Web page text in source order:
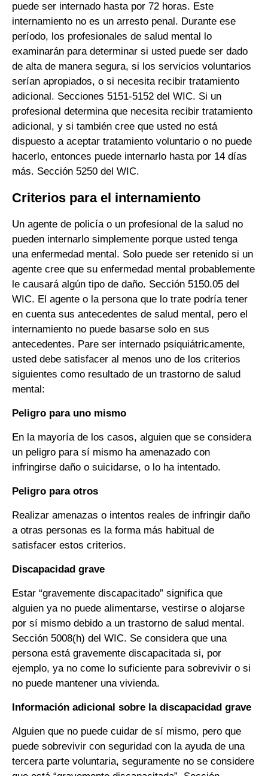
puede ser internado hasta por 72 horas. Este
internamiento no es un arresto penal. Durante ese
período, los profesionales de salud mental lo
examinarán para determinar si usted puede ser dado
de alta de manera segura, si los servicios voluntarios
serían apropiados, o si necesita recibir tratamiento
adicional. Secciones 5151-5152 del WIC. Si un
profesional determina que necesita recibir tratamiento
adicional, y si también cree que usted no está
dispuesto a aceptar tratamiento voluntario o no puede
hacerlo, entonces puede internarlo hasta por 14 días
más. Sección 5250 del WIC.
Criterios para el internamiento
Un agente de policía o un profesional de la salud no
pueden internarlo simplemente porque usted tenga
una enfermedad mental. Solo puede ser retenido si un
agente cree que su enfermedad mental probablemente
le causará algún tipo de daño. Sección 5150.05 del
WIC. El agente o la persona que lo trate podría tener
en cuenta sus antecedentes de salud mental, pero el
internamiento no puede basarse solo en sus
antecedentes. Pare ser internado psiquiátricamente,
usted debe satisfacer al menos uno de los criterios
siguientes como resultado de un trastorno de salud
mental:
Peligro para uno mismo
En la mayoría de los casos, alguien que se considera
un peligro para sí mismo ha amenazado con
infringirse daño o suicidarse, o lo ha intentado.
Peligro para otros
Realizar amenazas o intentos reales de infringir daño
a otras personas es la forma más habitual de
satisfacer estos criterios.
Discapacidad grave
Estar “gravemente discapacitado” significa que
alguien ya no puede alimentarse, vestirse o alojarse
por sí mismo debido a un trastorno de salud mental.
Sección 5008(h) del WIC. Se considera que una
persona está gravemente discapacitada si, por
ejemplo, ya no come lo suficiente para sobrevivir o si
no puede mantener una vivienda.
Información adicional sobre la discapacidad grave
Alguien que no puede cuidar de sí mismo, pero que
puede sobrevivir con seguridad con la ayuda de una
tercera parte voluntaria, seguramente no se considere